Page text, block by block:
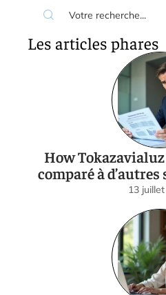
Les articles phares
How
comparé à
13